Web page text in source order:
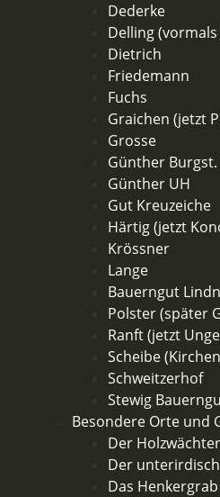
Dederke
Delling (vormals
Dietrich
Friedemann
Fuchs
Graichen (jetzt
Grosse
Günther
Günther UH
Gut Kreuzeiche
Härtig (jetzt
Krössner
Lange
Bauerngut
Polster (später
Ranft (jetzt
Scheibe
Schweitzerhof
Stewig
Besondere Orte und
Der Holzwächter
Der
Das Henkergrab